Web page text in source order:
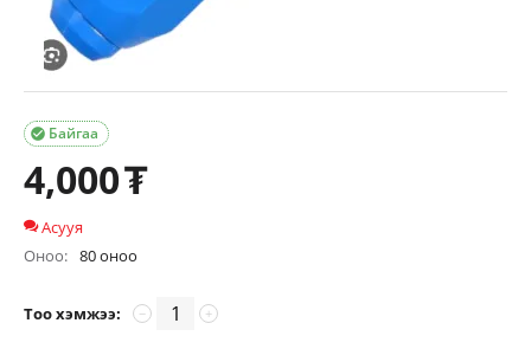
Байгаа

4,000₮
Асууя
Оноо: 80 оноо
Тоо хэмжээ: +
−